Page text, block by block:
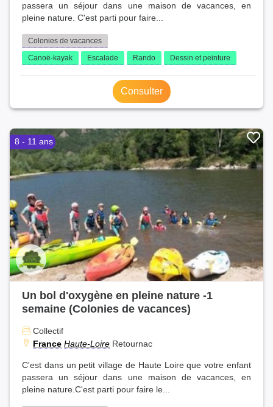
passera un séjour dans une maison de vacances, en
pleine nature. C'est parti pour faire...
Colonies de vacances
Canoë-kayak
Escalade Rando Dessin et peinture
Consulter
8 - 11 ans
Un bol d'oxygène en pleine nature -1
semaine (Colonies de vacances)
Collectif
France Haute-Loire Retournac
C'est dans un petit village de Haute Loire que votre enfant
passera un séjour dans une maison de vacances, en
pleine nature.C'est parti pour faire le...